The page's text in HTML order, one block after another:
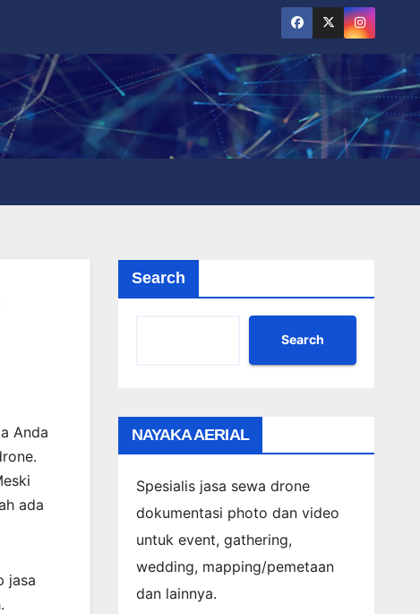
Anda
ada
jasa
Search
Search
NAYAKA AERIAL
Spesialis jasa sewa drone
dokumentasi photo dan video
untuk event, gathering,
wedding, mapping/pemetaan
dan lainnya.